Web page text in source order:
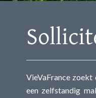
VieVaFrance
een zelfstandig